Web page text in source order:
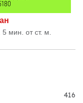
мин. от ст. м.
416